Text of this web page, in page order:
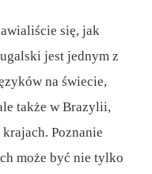
się, jak
jest jednym z
na świecie,
także w Brazylii,
Poznanie
może być nie tylko